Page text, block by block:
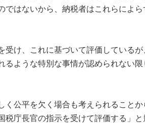
はないから、納税者はこれらによ
け、これに基づいて評価している
ような特別な事情が認められない
公平を欠く場合も考えられること
庁長官の指示を受けて評価する」